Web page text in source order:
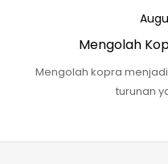
Mengolah
Mengolah kopra
turunan